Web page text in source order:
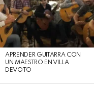
APRENDER GUITARRA CON
UN MAESTRO EN VILLA
DEVOTO